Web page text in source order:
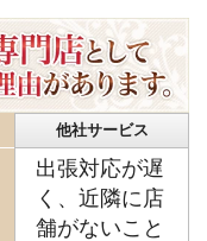
他社サービス
出張対応が遅
く、近隣に店
舗がないこと